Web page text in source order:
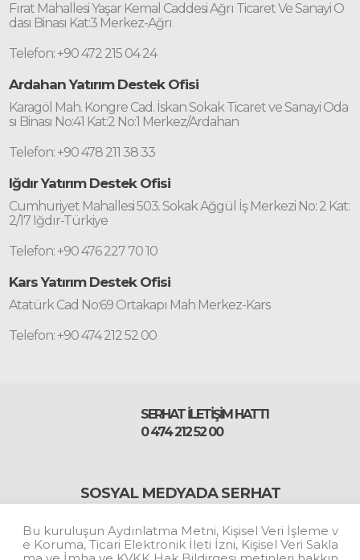
Bu kuruluşun Aydınlatma Metni, Kişisel Veri İşleme v
e Koruma, Ticari Elektronik İleti İzni, Kişisel Veri Sakla
Fırat Mahallesi Yaşar Kemal Caddesi Ağrı Ticaret Ve Sanayi O
dası Binası Kat:3 Merkez-Ağrı
Telefon: +90 472 215 04 24
Ardahan Yatırım Destek Ofisi
Karagöl Mah. Kongre Cad. İskan Sokak Ticaret ve Sanayi Oda
sı Binası No:41 Kat:2 No:1 Merkez/Ardahan
Telefon: +90 478 211 38 33
Iğdır Yatırım Destek Ofisi
Cumhuriyet Mahallesi 503. Sokak Ağgül İş Merkezi No: 2 Kat:
2/17 Iğdır-Türkiye
Telefon: +90 476 227 70 10
Kars Yatırım Destek Ofisi
Atatürk Cad No:69 Ortakapı Mah Merkez-Kars
Telefon: +90 474 212 52 00
SERHAT İLETİŞİM HATTI
0 474 212 52 00
SOSYAL MEDYADA SERHAT
#BizBuradayız